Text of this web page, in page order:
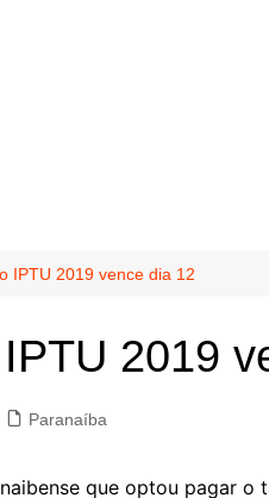
IPTU 2019 vence dia 12
2019
Paranaíba
que optou pagar